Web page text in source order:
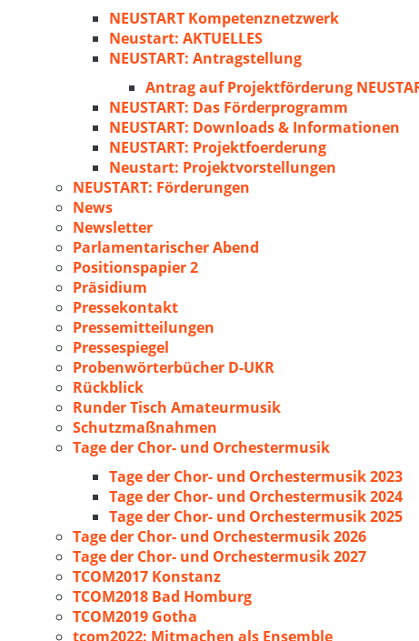
NEUSTART Kompetenznetzwerk
Neustart: AKTUELLES
NEUSTART: Antragstellung
Antrag auf Projektförderung
NEUSTART: Das Förderprogramm
NEUSTART: Downloads & Informationen
NEUSTART: Projektfoerderung
Neustart: Projektvorstellungen
NEUSTART: Förderungen
News
Newsletter
Parlamentarischer Abend
Positionspapier 2
Präsidium
Pressekontakt
Pressemitteilungen
Pressespiegel
Probenwörterbücher D-UKR
Rückblick
Runder Tisch Amateurmusik
Schutzmaßnahmen
Tage der Chor- und Orchestermusik
Tage der Chor- und Orchestermusik 2023
Tage der Chor- und Orchestermusik 2024
Tage der Chor- und Orchestermusik 2025
Tage der Chor- und Orchestermusik 2026
Tage der Chor- und Orchestermusik 2027
TCOM2017 Konstanz
TCOM2018 Bad Homburg
TCOM2019 Gotha
tcom2022: Mitmachen als Ensemble